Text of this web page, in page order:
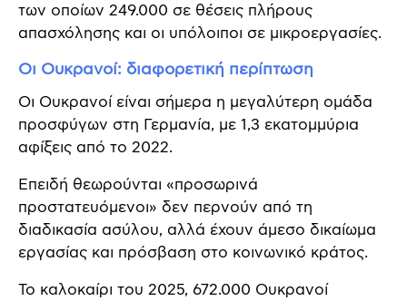
των οποίων 249.000 σε θέσεις πλήρους
απασχόλησης και οι υπόλοιποι σε μικροεργασίες.
Οι Ουκρανοί: διαφορετική περίπτωση
Οι Ουκρανοί είναι σήμερα η μεγαλύτερη ομάδα
προσφύγων στη Γερμανία, με 1,3 εκατομμύρια
αφίξεις από το 2022.
Επειδή θεωρούνται «προσωρινά
προστατευόμενοι» δεν περνούν από τη
διαδικασία ασύλου, αλλά έχουν άμεσο δικαίωμα
εργασίας και πρόσβαση στο κοινωνικό κράτος.
Το καλοκαίρι του 2025, 672.000 Ουκρανοί